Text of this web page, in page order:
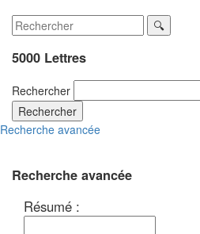
5000 Lettres
Rechercher
Rechercher
Recherche avancée
Recherche avancée
Résumé :